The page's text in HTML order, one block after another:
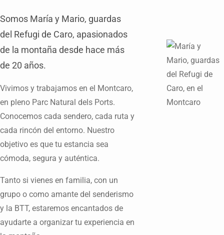
Somos María y Mario, guardas
del Refugi de Caro, apasionados
de la montaña desde hace más
de 20 años.
Vivimos y trabajamos en el Montcaro,
en pleno Parc Natural dels Ports.
Conocemos cada sendero, cada ruta y
cada rincón del entorno. Nuestro
objetivo es que tu estancia sea
cómoda, segura y auténtica.
Tanto si vienes en familia, con un
grupo o como amante del senderismo
y la BTT, estaremos encantados de
ayudarte a organizar tu experiencia en